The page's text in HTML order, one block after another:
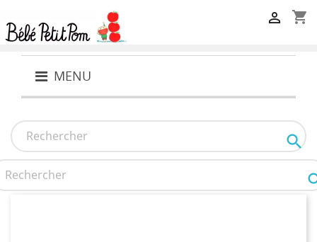
shopping_cart

MENU
